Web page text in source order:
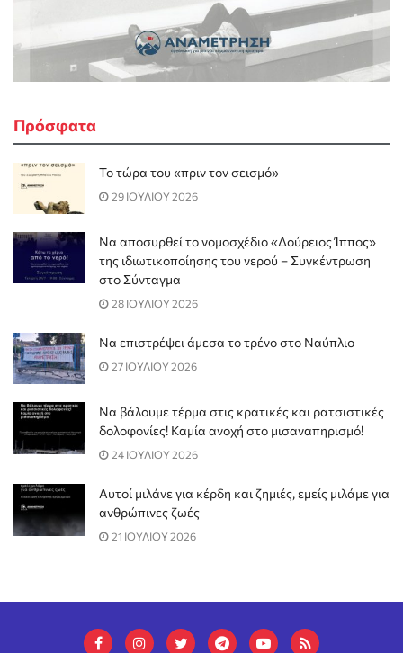
Πρόσφατα
Το τώρα του «πριν τον σεισμό»
29 ΙΟΥΛΙΟΥ 2026
Να αποσυρθεί το νομοσχέδιο «Δούρειος Ίππος»
της ιδιωτικοποίησης του νερού – Συγκέντρωση
στο Σύνταγμα
28 ΙΟΥΛΙΟΥ 2026
Να επιστρέψει άμεσα το τρένο στο Ναύπλιο
27 ΙΟΥΛΙΟΥ 2026
Να βάλουμε τέρμα στις κρατικές και ρατσιστικές
δολοφονίες! Καμία ανοχή στο μισαναπηρισμό!
24 ΙΟΥΛΙΟΥ 2026
Αυτοί μιλάνε για κέρδη και ζημιές, εμείς μιλάμε για
ανθρώπινες ζωές
21 ΙΟΥΛΙΟΥ 2026